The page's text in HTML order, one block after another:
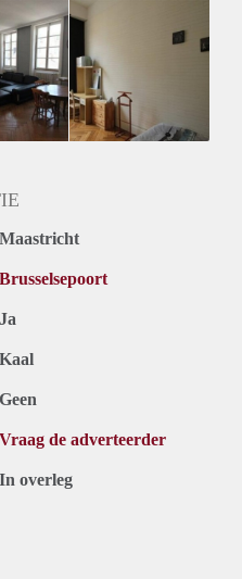
Maastricht
Brusselsepoort
Ja
Kaal
Geen
Vraag de adverteerder
In overleg